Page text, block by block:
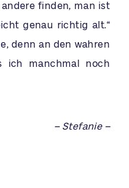
finden, man ist
genau richtig alt.“
denn an den wahren
ich manchmal noch
– Stefanie –